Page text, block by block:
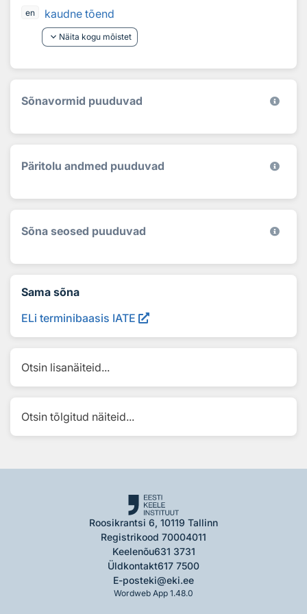
en
kaudne tõend
keyboard_arrow_down Näita kogu mõistet
Sõnavormid puuduvad
Päritolu andmed puuduvad
Sõna seosed puuduvad
Sama sõna
ELi terminibaasis IATE
Otsin lisanäiteid...
Otsin tõlgitud näiteid...
Roosikrantsi 6, 10119 Tallinn
Registrikood 70004011
Keelenõu631 3731
Üldkontakt617 7500
E-posteki@eki.ee
Wordweb App 1.48.0